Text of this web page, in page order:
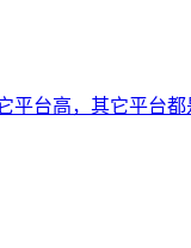
台高，其它平台